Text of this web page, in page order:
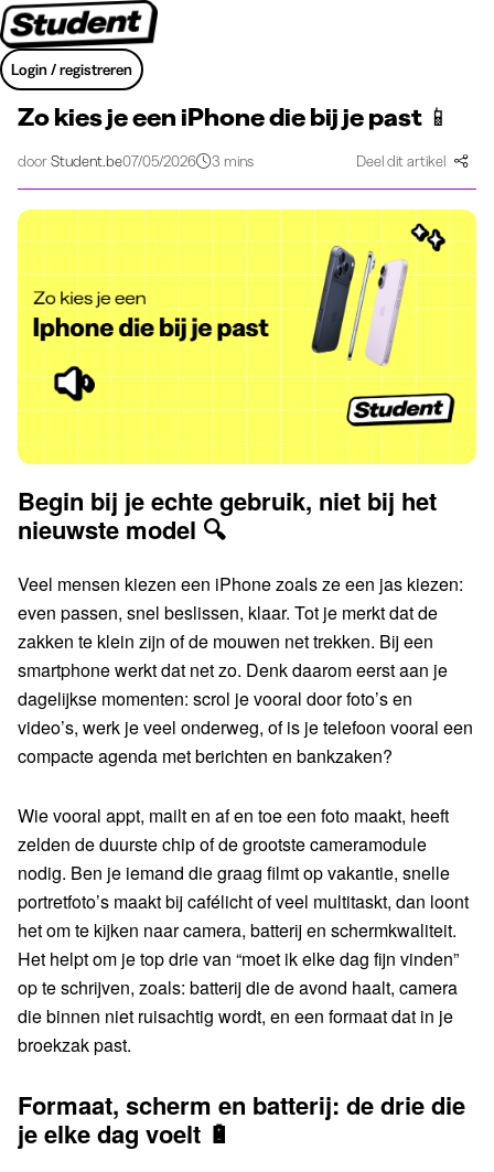
Login / registreren
Zo kies je een iPhone die bij je past 📱
doorStudent.be07/05/2026 3 mins Deel dit artikel
Begin bij je echte gebruik, niet bij het
nieuwste model 🔍
Veel mensen kiezen een iPhone zoals ze een jas kiezen:
even passen, snel beslissen, klaar. Tot je merkt dat de
zakken te klein zijn of de mouwen net trekken. Bij een
smartphone werkt dat net zo. Denk daarom eerst aan je
dagelijkse momenten: scrol je vooral door foto’s en
video’s, werk je veel onderweg, of is je telefoon vooral een
compacte agenda met berichten en bankzaken?
Wie vooral appt, mailt en af en toe een foto maakt, heeft
zelden de duurste chip of de grootste cameramodule
nodig. Ben je iemand die graag filmt op vakantie, snelle
portretfoto’s maakt bij cafélicht of veel multitaskt, dan loont
het om te kijken naar camera, batterij en schermkwaliteit.
Het helpt om je top drie van “moet ik elke dag fijn vinden”
op te schrijven, zoals: batterij die de avond haalt, camera
die binnen niet ruisachtig wordt, en een formaat dat in je
broekzak past.
Formaat, scherm en batterij: de drie die
je elke dag voelt 🔋